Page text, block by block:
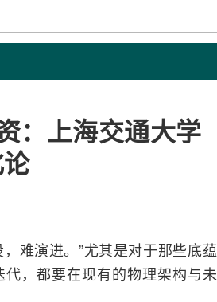
：上海交通大学
难演进。”尤其是对于那些底蕴
，都要在现有的物理架构与未